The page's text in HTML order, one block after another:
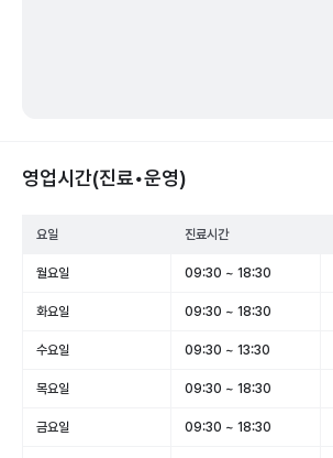
영업시간(진료•운영)
요일 진료시간
월요일 09:30 ~ 18:30
화요일 09:30 ~ 18:30
수요일 09:30 ~ 13:30
목요일 09:30 ~ 18:30
금요일 09:30 ~ 18:30